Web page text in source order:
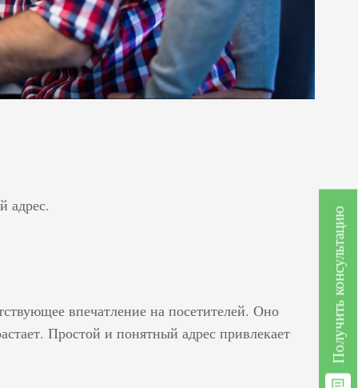
адрес.
впечатление на посетителей. Оно
Простой и понятный адрес привлекает
Получить консультацию